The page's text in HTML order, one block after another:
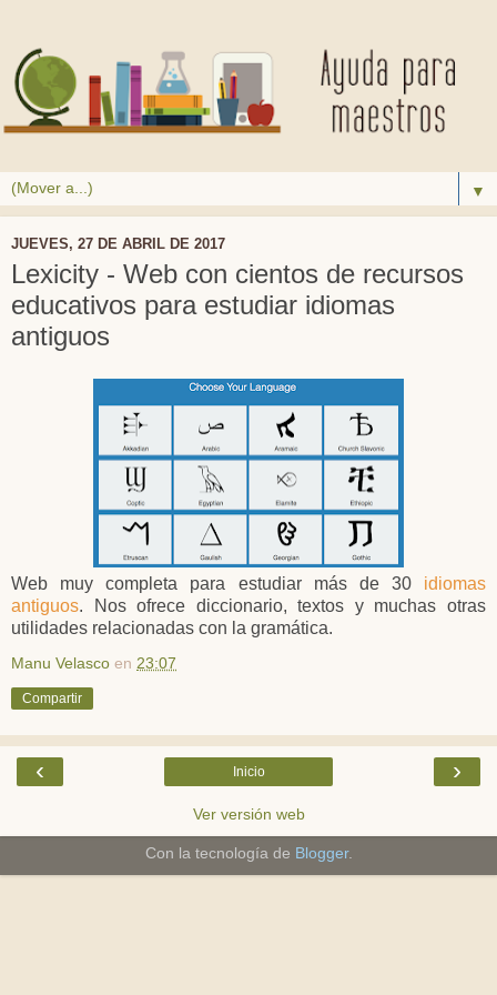
▼
JUEVES, 27 DE ABRIL DE 2017
Lexicity - Web con cientos de recursos
educativos para estudiar idiomas
antiguos
Web muy completa para estudiar más de 30 idiomas
antiguos. Nos ofrece diccionario, textos y muchas otras
utilidades relacionadas con la gramática.
Manu Velasco en 23:07
Compartir
‹ ›
Inicio
Ver versión web
Con la tecnología de Blogger.